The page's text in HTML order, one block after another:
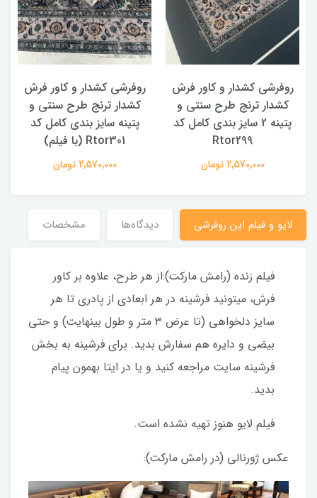
روفرشی کشدار و کاور فرش
کشدار ترنج طرح سنتی و
پتینه 2 سایز بندی کامل کد
Rtor299
2,570,000 تومان
روفرشی کشدار و کاور فرش
کشدار ترنج طرح سنتی و
پتینه سایز بندی کامل کد
Rtor301 (با فیلم)
2,570,000 تومان
لایو و فیلم این روفرشی دیدگاه‌ها مشخصات
فیلم زنده (رامش مارکت):از هر طرح، علاوه بر کاور
فرش، میتونید فرشینه در هر ابعادی از پادری تا هر
سایز دلخواهی (تا عرض ۳ متر و طول بینهایت) و حتی
بیضی و دایره هم سفارش بدید. برای فرشینه به بخش
فرشینه سایت مراجعه کنید و یا در ایتا بهمون پیام
بدید.
فیلم لایو هنوز تهیه نشده است.
عکس ژورنالی (در رامش مارکت):